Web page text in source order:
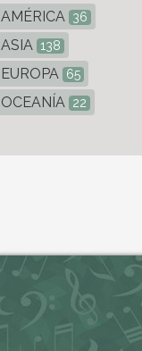
AMÉRICA 36
ASIA 138
EUROPA 65
OCEANÍA 22